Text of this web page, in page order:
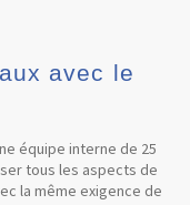
avec le
équipe interne de 25
tous les aspects de
la même exigence de